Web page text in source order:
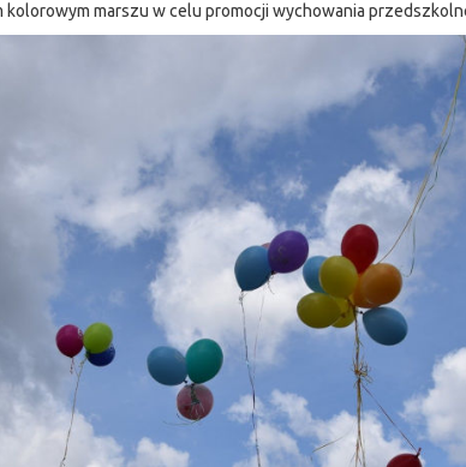
marszu w celu promocji wychowania